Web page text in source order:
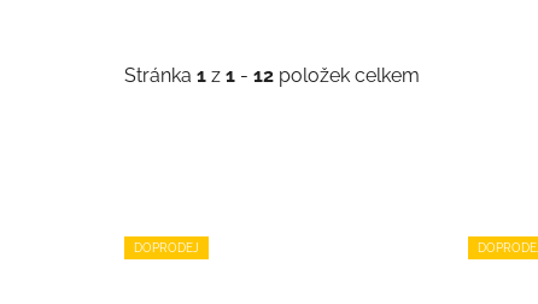
Stránka 1 z 1 - 12 položek celkem
V
ý
DOPRODEJ DOPRODEJ